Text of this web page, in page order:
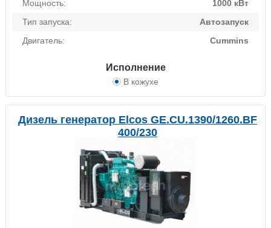
Мощность:
1000 кВт
Тип запуска:
Автозапуск
Двигатель:
Cummins
Исполнение
В кожухе
Дизель генератор Elcos GE.CU.1390/1260.BF
400/230